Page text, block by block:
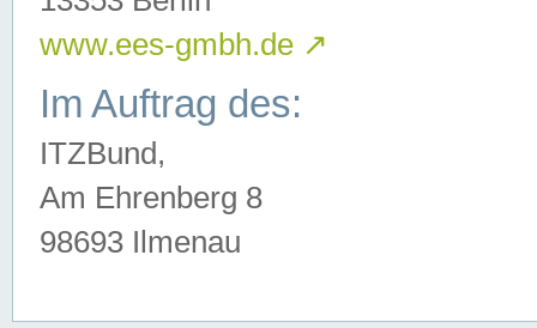
www.ees-gmbh.de ↗
Im Auftrag des:
ITZBund,
Am Ehrenberg 8
98693 Ilmenau